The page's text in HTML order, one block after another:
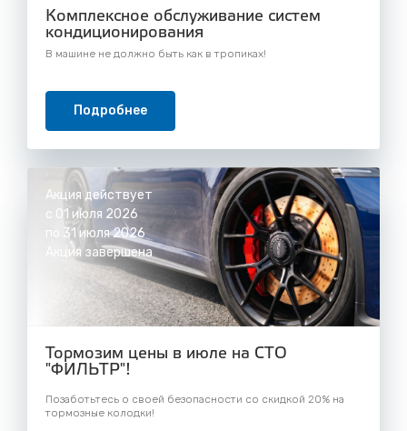
Комплексное обслуживание систем
кондиционирования
В машине не должно быть как в тропиках!
Подробнее
Акция действует
с 01 июля 2026
по 31 июля 2026
Акция завершена
Тормозим цены в июле на СТО
"ФИЛЬТР"!
Позаботьтесь о своей безопасности со скидкой 20% на
тормозные колодки!